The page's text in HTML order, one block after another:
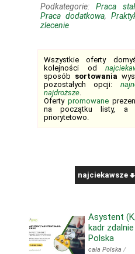
Podkategorie: Praca
Praca dodatkowa,
zlecenie
Wszystkie oferty
kolejności od
sposób sortowania
pozostałych opcji:
najdroższe.
Oferty promowane
na początku listy, a
priorytetowo.
najciekawsze
Asystent
kadr zdalnie
Polska
cała Polska /